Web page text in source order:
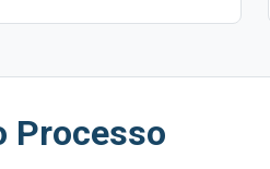
Processo